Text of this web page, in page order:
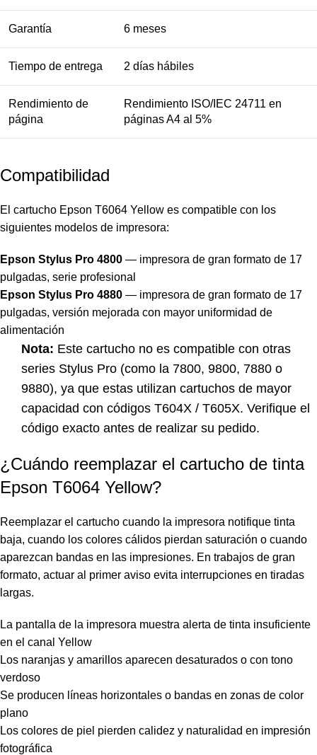
Garantía 6 meses
Tiempo de entrega 2 días hábiles
Rendimiento de
página
Rendimiento ISO/IEC 24711 en
páginas A4 al 5%
Compatibilidad
El cartucho Epson T6064 Yellow es compatible con los
siguientes modelos de impresora:
Epson Stylus Pro 4800 — impresora de gran formato de 17
pulgadas, serie profesional
Epson Stylus Pro 4880 — impresora de gran formato de 17
pulgadas, versión mejorada con mayor uniformidad de
alimentación
Nota: Este cartucho no es compatible con otras
series Stylus Pro (como la 7800, 9800, 7880 o
9880), ya que estas utilizan cartuchos de mayor
capacidad con códigos T604X / T605X. Verifique el
código exacto antes de realizar su pedido.
¿Cuándo reemplazar el cartucho de tinta
Epson T6064 Yellow?
Reemplazar el cartucho cuando la impresora notifique tinta
baja, cuando los colores cálidos pierdan saturación o cuando
aparezcan bandas en las impresiones. En trabajos de gran
formato, actuar al primer aviso evita interrupciones en tiradas
largas.
La pantalla de la impresora muestra alerta de tinta insuficiente
en el canal Yellow
Los naranjas y amarillos aparecen desaturados o con tono
verdoso
Se producen líneas horizontales o bandas en zonas de color
plano
Los colores de piel pierden calidez y naturalidad en impresión
fotográfica